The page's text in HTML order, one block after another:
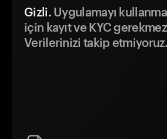
Gizli.Uygulamayı
için kayıt ve KYC
Verilerinizi takip etmiyoruz.